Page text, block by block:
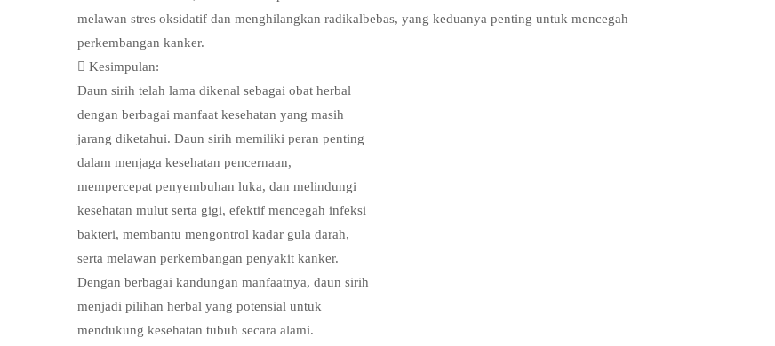
melawan stres oksidatif dan menghilangkan radikalbebas, yang keduanya penting untuk mencegah
perkembangan kanker.
 Kesimpulan:
Daun sirih telah lama dikenal sebagai obat herbal
dengan berbagai manfaat kesehatan yang masih
jarang diketahui. Daun sirih memiliki peran penting
dalam menjaga kesehatan pencernaan,
mempercepat penyembuhan luka, dan melindungi
kesehatan mulut serta gigi, efektif mencegah infeksi
bakteri, membantu mengontrol kadar gula darah,
serta melawan perkembangan penyakit kanker.
Dengan berbagai kandungan manfaatnya, daun sirih
menjadi pilihan herbal yang potensial untuk
mendukung kesehatan tubuh secara alami.